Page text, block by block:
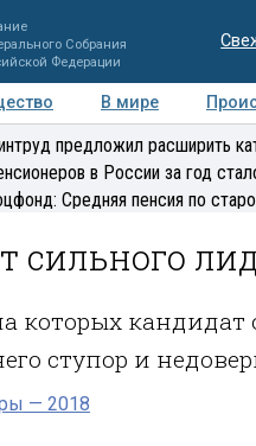
Собрания
Федерации
В мире
Регионы
предложил расширить
в России за год
Средняя пенсия по
сильного
которых
ступор и
— 2018